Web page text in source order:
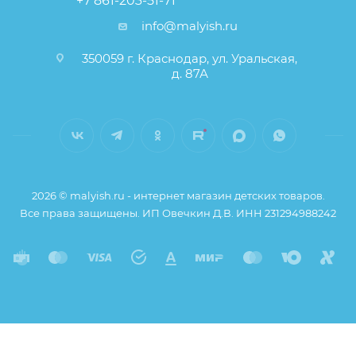
info@malyish.ru
350059 г. Краснодар, ул. Уральская,
д. 87А
2026 © malyish.ru - интернет магазин детских товаров.
Все права защищены. ИП Овечкин Д.В. ИНН 231294988242